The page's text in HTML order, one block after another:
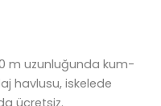
m uzunluğunda kum-
havlusu, iskelede
ücretsiz.